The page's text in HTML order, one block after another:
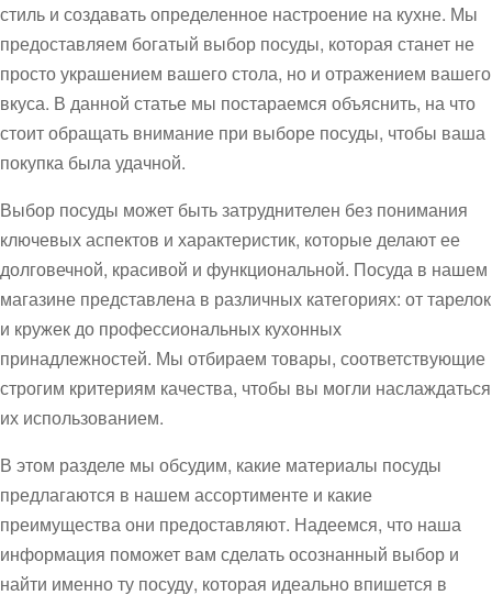
стиль и создавать определенное настроение на кухне. Мы
предоставляем богатый выбор посуды, которая станет не
просто украшением вашего стола, но и отражением вашего
вкуса. В данной статье мы постараемся объяснить, на что
стоит обращать внимание при выборе посуды, чтобы ваша
покупка была удачной.
Выбор посуды может быть затруднителен без понимания
ключевых аспектов и характеристик, которые делают ее
долговечной, красивой и функциональной. Посуда в нашем
магазине представлена в различных категориях: от тарелок
и кружек до профессиональных кухонных
принадлежностей. Мы отбираем товары, соответствующие
строгим критериям качества, чтобы вы могли наслаждаться
их использованием.
В этом разделе мы обсудим, какие материалы посуды
предлагаются в нашем ассортименте и какие
преимущества они предоставляют. Надеемся, что наша
информация поможет вам сделать осознанный выбор и
найти именно ту посуду, которая идеально впишется в